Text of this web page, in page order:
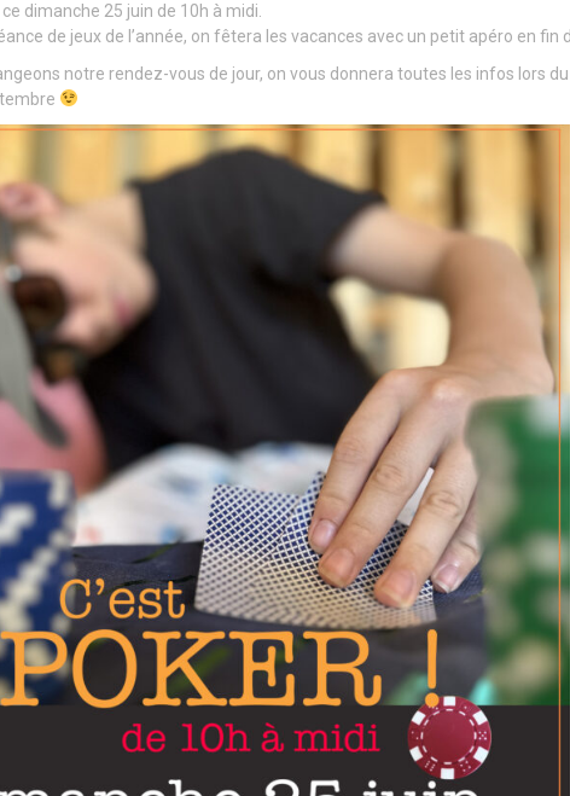
dimanche 25 juin de 10h à midi.
de jeux de l’année, on fêtera les vacances avec un petit apéro en fin
notre rendez-vous de jour, on vous donnera toutes les infos lors